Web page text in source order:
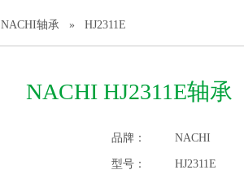
NACHI轴承 » HJ2311E
NACHI HJ2311E轴承
品牌： NACHI
型号： HJ2311E